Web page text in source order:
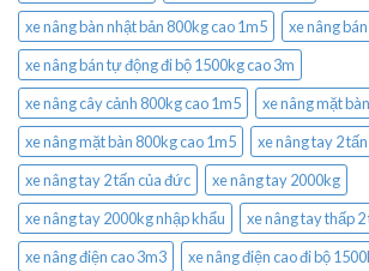
xe nâng bàn nhật bản 800kg cao 1m5
xe nâng
xe nâng bán tự động đi bộ 1500kg cao 3m
xe nâng cây cảnh 800kg cao 1m5
xe nâng mặt
xe nâng mặt bàn 800kg cao 1m5
xe nâng tay 2 tấn
xe nâng tay 2 tấn của đức
xe nâng tay 2000kg
xe nâng tay 2000kg nhập khẩu
xe nâng tay thấp
xe nâng điện cao 3m3
xe nâng điện cao đi bộ